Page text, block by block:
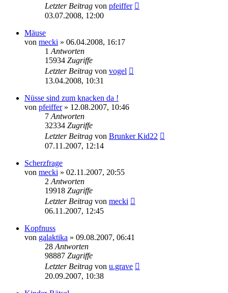
Letzter Beitrag von pfeiffer
03.07.2008, 12:00
Mäuse
von mecki » 06.04.2008, 16:17
1 Antworten
15934 Zugriffe
Letzter Beitrag von vogel
13.04.2008, 10:31
Nüsse sind zum knacken da !
von pfeiffer» 12.08.2007, 10:46
7 Antworten
32334 Zugriffe
Letzter Beitrag von Brunker Kid22
07.11.2007, 12:14
Scherzfrage
von mecki » 02.11.2007, 20:55
2 Antworten
19918 Zugriffe
Letzter Beitrag von mecki
06.11.2007, 12:45
Kopfnuss
von galaktika » 09.08.2007, 06:41
28 Antworten
98887 Zugriffe
Letzter Beitrag von u.grave
20.09.2007, 10:38